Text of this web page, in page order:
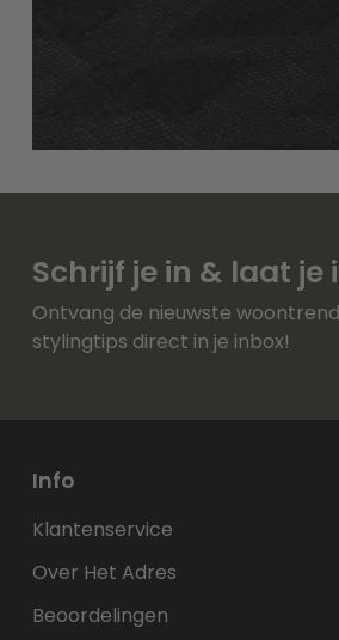
Schrijf je in & laat je
Ontvang de nieuwste
stylingtips direct in je inbox!
Info
Klantenservice
Over Het Adres
Beoordelingen